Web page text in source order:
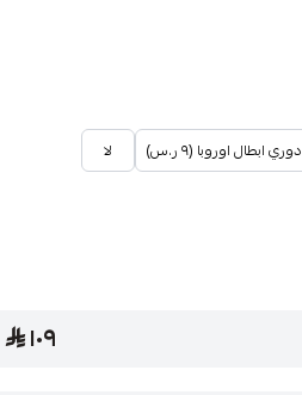
دوري ابطال اوروبا (٩ ر.س) لا
١٠٩